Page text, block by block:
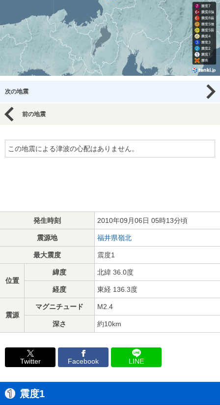
次の地震
前の地震
この地震による津波の心配はありません。
発生時刻 2010年09月06日 05時13分頃
震源地 福井県嶺北
最大震度 震度1
位置
緯度 北緯 36.0度
経度 東経 136.3度
震源
マグニチュード M2.4
深さ 約10km
Twitter Facebook LINE
震度1